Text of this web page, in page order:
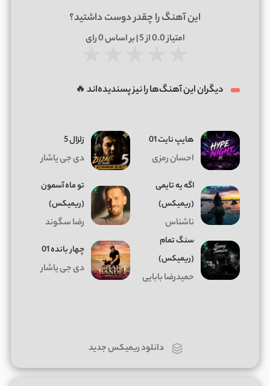
این آهنگ را چقدر دوست داشتید؟
امتیاز0.0از 5 | بر اساس 0رای
دیگران این آهنگ‌ها را نیز پسندیده‌اند 🔥
هایپ نایت 01
احسان رمزی
زلزال 5
دی جی یاشار
اگه یه تایمی
(ریمیکس)
ناشناس
تو ماه آسمون
(ریمیکس)
رضا سگوند
سنگ تمام
(ریمیکس)
حمیدرضا بابایی
چهار بانده 01
دی جی یاشار
دانلود ریمیکس جدید